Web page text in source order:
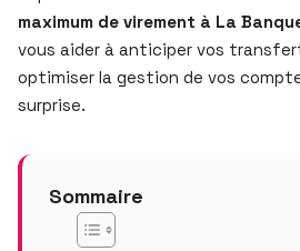
maximum de virement à La
vous aider à anticiper vos
optimiser la gestion de vos
surprise.
Sommaire